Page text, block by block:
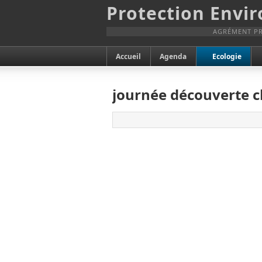
Protection
AGRÉMENT
Accueil Agenda Ecologie
journée découverte